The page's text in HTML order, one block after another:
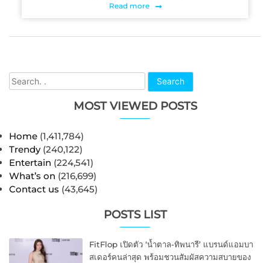
Search
MOST VIEWED POSTS
Home (1,411,784)
Trendy (240,122)
Entertain (224,541)
What’s on (216,699)
Contact us (43,645)
POSTS LIST
FitFlop เปิดตัว ‘น้ำตาล-ทิพนารี’ แบรนด์แอมบา
สเดอร์คนล่าสุด พร้อมชวนสัมผัสความสบายของ
Read more